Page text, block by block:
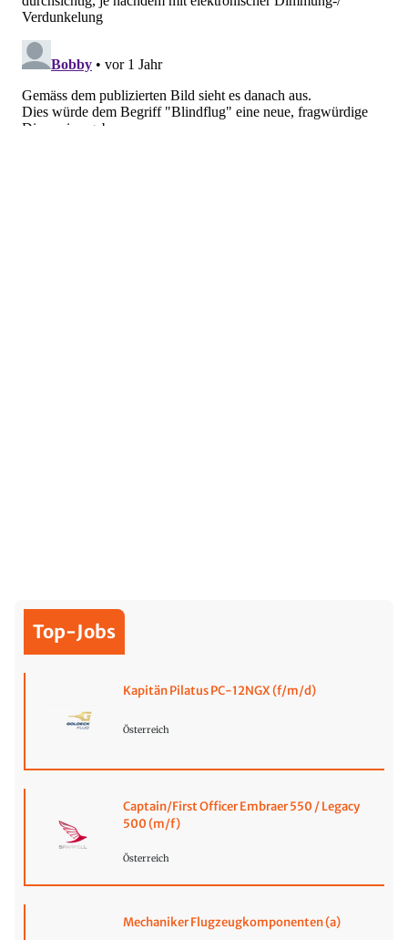
Top-Jobs
Kapitän Pilatus PC-12NGX (f/m/d)
Österreich
Captain/First Officer Embraer 550 / Legacy
500 (m/f)
Österreich
Mechaniker Flugzeugkomponenten (a)